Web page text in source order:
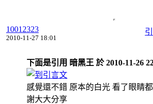
10012323
2010-11-27 18:01
下面是引用 暗黑王 於 2010-11-26
感覺還不錯 原本的白光 看了眼睛
謝大大分享